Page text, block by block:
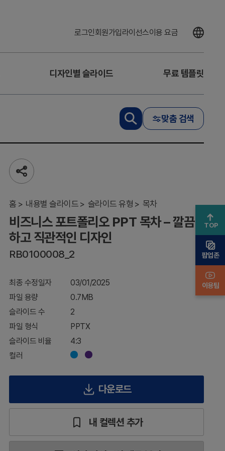
로그인회원가입라이선스이용 요금
디자인별 슬라이드 무료 템플릿
맞춤 검색
공
유
기
홈 내용별 슬라이드 슬라이드 유형 목차
포트
폴리
오
목차
– 깔
끔하
고
직관
적인
디자
비즈니스 포트폴리오 PPT 목차 – 깔끔
하고 직관적인 디자인
RB0100008_2
최종 수정일자
03/01/2025
파일 용량
0.7MB
슬라이드 수
2
파일 형식
PPTX
슬라이드 비율
4:3
컬러
다운로드
내 컬렉션 추가
TOP
팝업존
이용팁